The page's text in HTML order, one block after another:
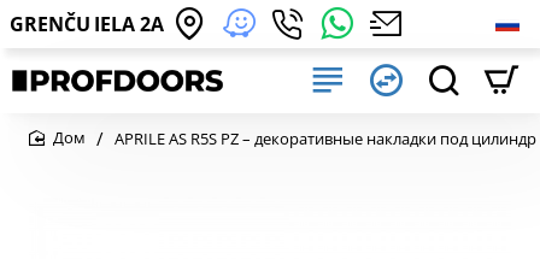
GRENČU IELA 2A
APRILE AS R5S PZ – декоративные накладки под цилиндр